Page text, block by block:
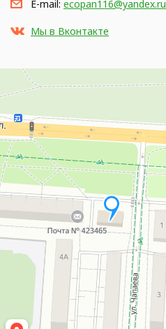
E-mail: ecopan116@yandex.ru
Мы в Вконтакте